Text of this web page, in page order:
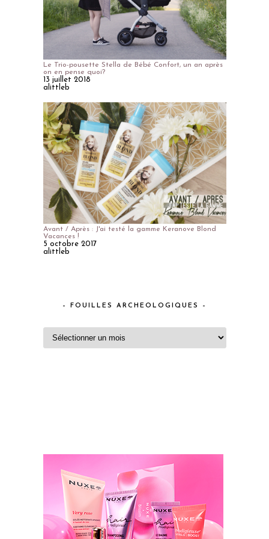
Le Trio-pousette Stella de Bébé Confort, un an après
on en pense quoi?
13 juillet 2018
alittleb
Avant / Après : J'ai testé la gamme Keranove Blond
Vacances !
5 octobre 2017
alittleb
– FOUILLES ARCHEOLOGIQUES –